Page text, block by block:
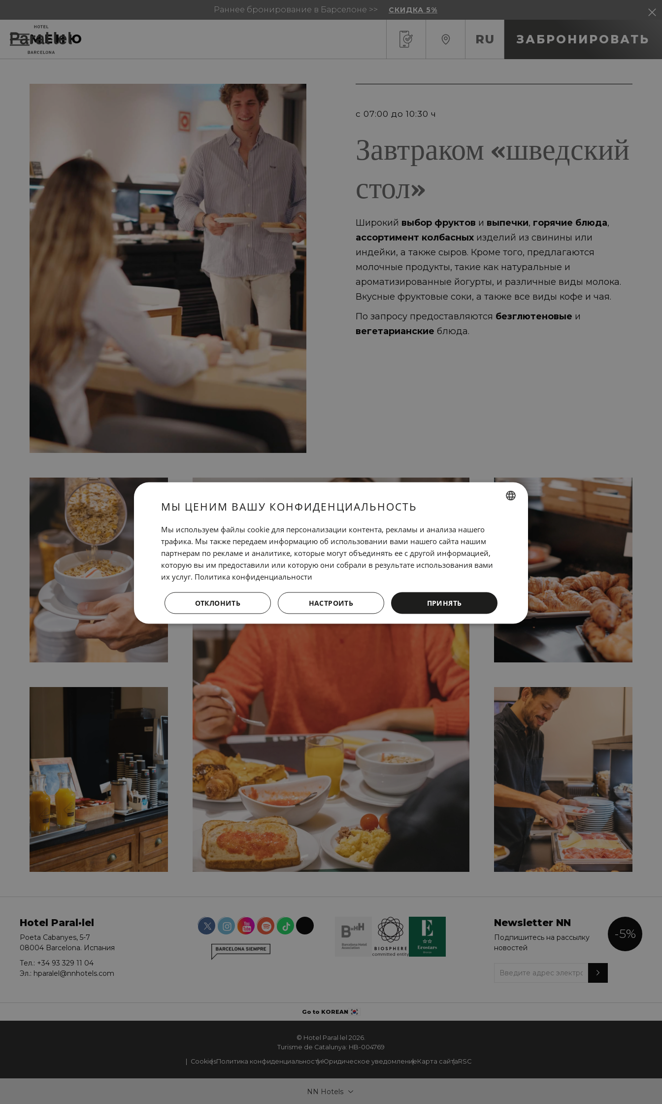
Раннее бронирование в Барселоне >> СКИДКА 5%
МЕНЮ RU
ES
ЗАБРОНИРОВАТЬ
с 07:00 до 10:30 ч
Завтраком «шведский
стол»
Широкий выбор фруктов и выпечки, горячие блюда,
ассортимент колбасных изделий из свинины или
индейки, а также сыров. Кроме того, предлагаются
молочные продукты, такие как натуральные и
ароматизированные йогурты, и различные виды молока.
Вкусные фруктовые соки, а также все виды кофе и чая.
По запросу предоставляются безглютеновые и
вегетарианские блюда.
Hotel Paral·lel
Poeta Cabanyes, 5-7
08004 Barcelona. Испания
Тел.: +34 93 329 11 04
Эл.: hparalel@nnhotels.com
Newsletter NN
Подпишитесь на рассылку
новостей
-5%
Go to KOREAN
© Hotel Paral·lel 2026.
Turisme de Catalunya: HB-004769
CookiesПолитика конфиденциальностиЮридическое уведомлениеКарта сайтаRSC
NN Hotels
CATALAN
ITALIAN
МЫ ЦЕНИМ ВАШУ КОНФИДЕНЦИАЛЬНОСТЬ
Мы используем файлы cookie для персонализации контента, рекламы и анализа нашего
трафика. Мы также передаем информацию об использовании вами нашего сайта нашим
партнерам по рекламе и аналитике, которые могут объединять ее с другой информацией,
которую вы им предоставили или которую они собрали в результате использования вами
их услуг. Политика конфиденциальности
ПРИНЯТЬ
ОТКЛОНИТЬ НАСТРОИТЬ